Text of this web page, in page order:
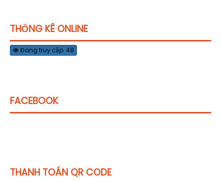
THỐNG KÊ ONLINE
Đang truy cập: 48
FACEBOOK
THANH TOÁN QR CODE